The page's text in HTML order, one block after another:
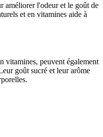
améliorer l'odeur et le goût de
et en vitamines aide à
vitamines, peuvent également
goût sucré et leur arôme